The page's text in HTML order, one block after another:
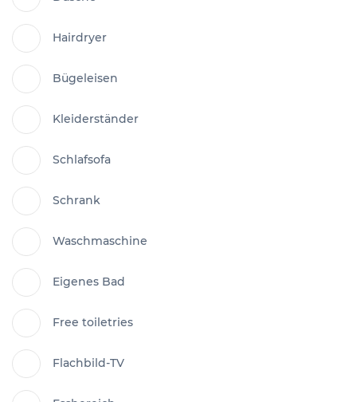
Hairdryer
Bügeleisen
Kleiderständer
Schlafsofa
Schrank
Waschmaschine
Eigenes Bad
Free toiletries
Flachbild-TV